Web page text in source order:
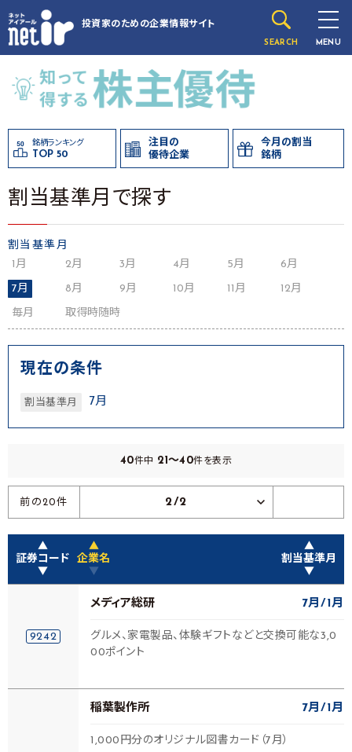
投資家のための企業情報サイト
SEARCH MENU
銘柄ランキング
TOP 50
注目の
優待企業
今月の割当
銘柄
割当基準月で探す
割当基準月
1月
2月 3月 4月 5月 6月
7月 8月 9月 10月 11月 12月
毎月 取得時随時
現在の条件
割当基準月 7月
40件中 21～40件を表示
前の20件 2/2
▲
証券コード
▼
▲
企業名
▼
▲
割当基準月
▼
9242
メディア総研 7月 1月
グルメ、家電製品、体験ギフトなどと交換可能な3,0
00ポイント
稲葉製作所 7月 1月
1,000円分のオリジナル図書カード（7月）